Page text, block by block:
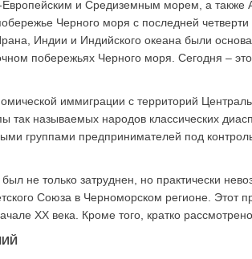
и Средиземным морем, а
Черного моря с последней
Индии и Индийского океана были
побережьях Черного моря. Сегодня –
иммиграции с территорий
так называемых народов классических
группами предпринимателей под
не только затруднен, но практически
Союза в Черноморском регионе. Этот
XX века. Кроме того, кратко